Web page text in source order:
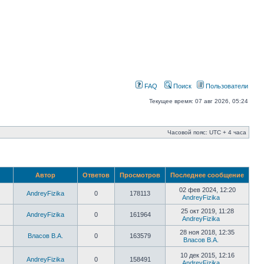
FAQ Поиск Пользователи
Текущее время: 07 авг 2026, 05:24
Часовой пояс: UTC + 4 часа
Автор Ответов Просмотров Последнее сообщение
AndreyFizika 0 178113
02 фев 2024, 12:20
AndreyFizika
AndreyFizika 0 161964
25 окт 2019, 11:28
AndreyFizika
Власов В.А. 0 163579
28 ноя 2018, 12:35
Власов В.А.
AndreyFizika 0 158491
10 дек 2015, 12:16